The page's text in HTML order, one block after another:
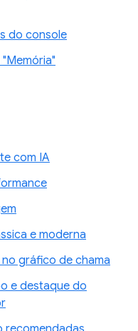
do console
com IA
e moderna
gráfico de chama
e destaque do